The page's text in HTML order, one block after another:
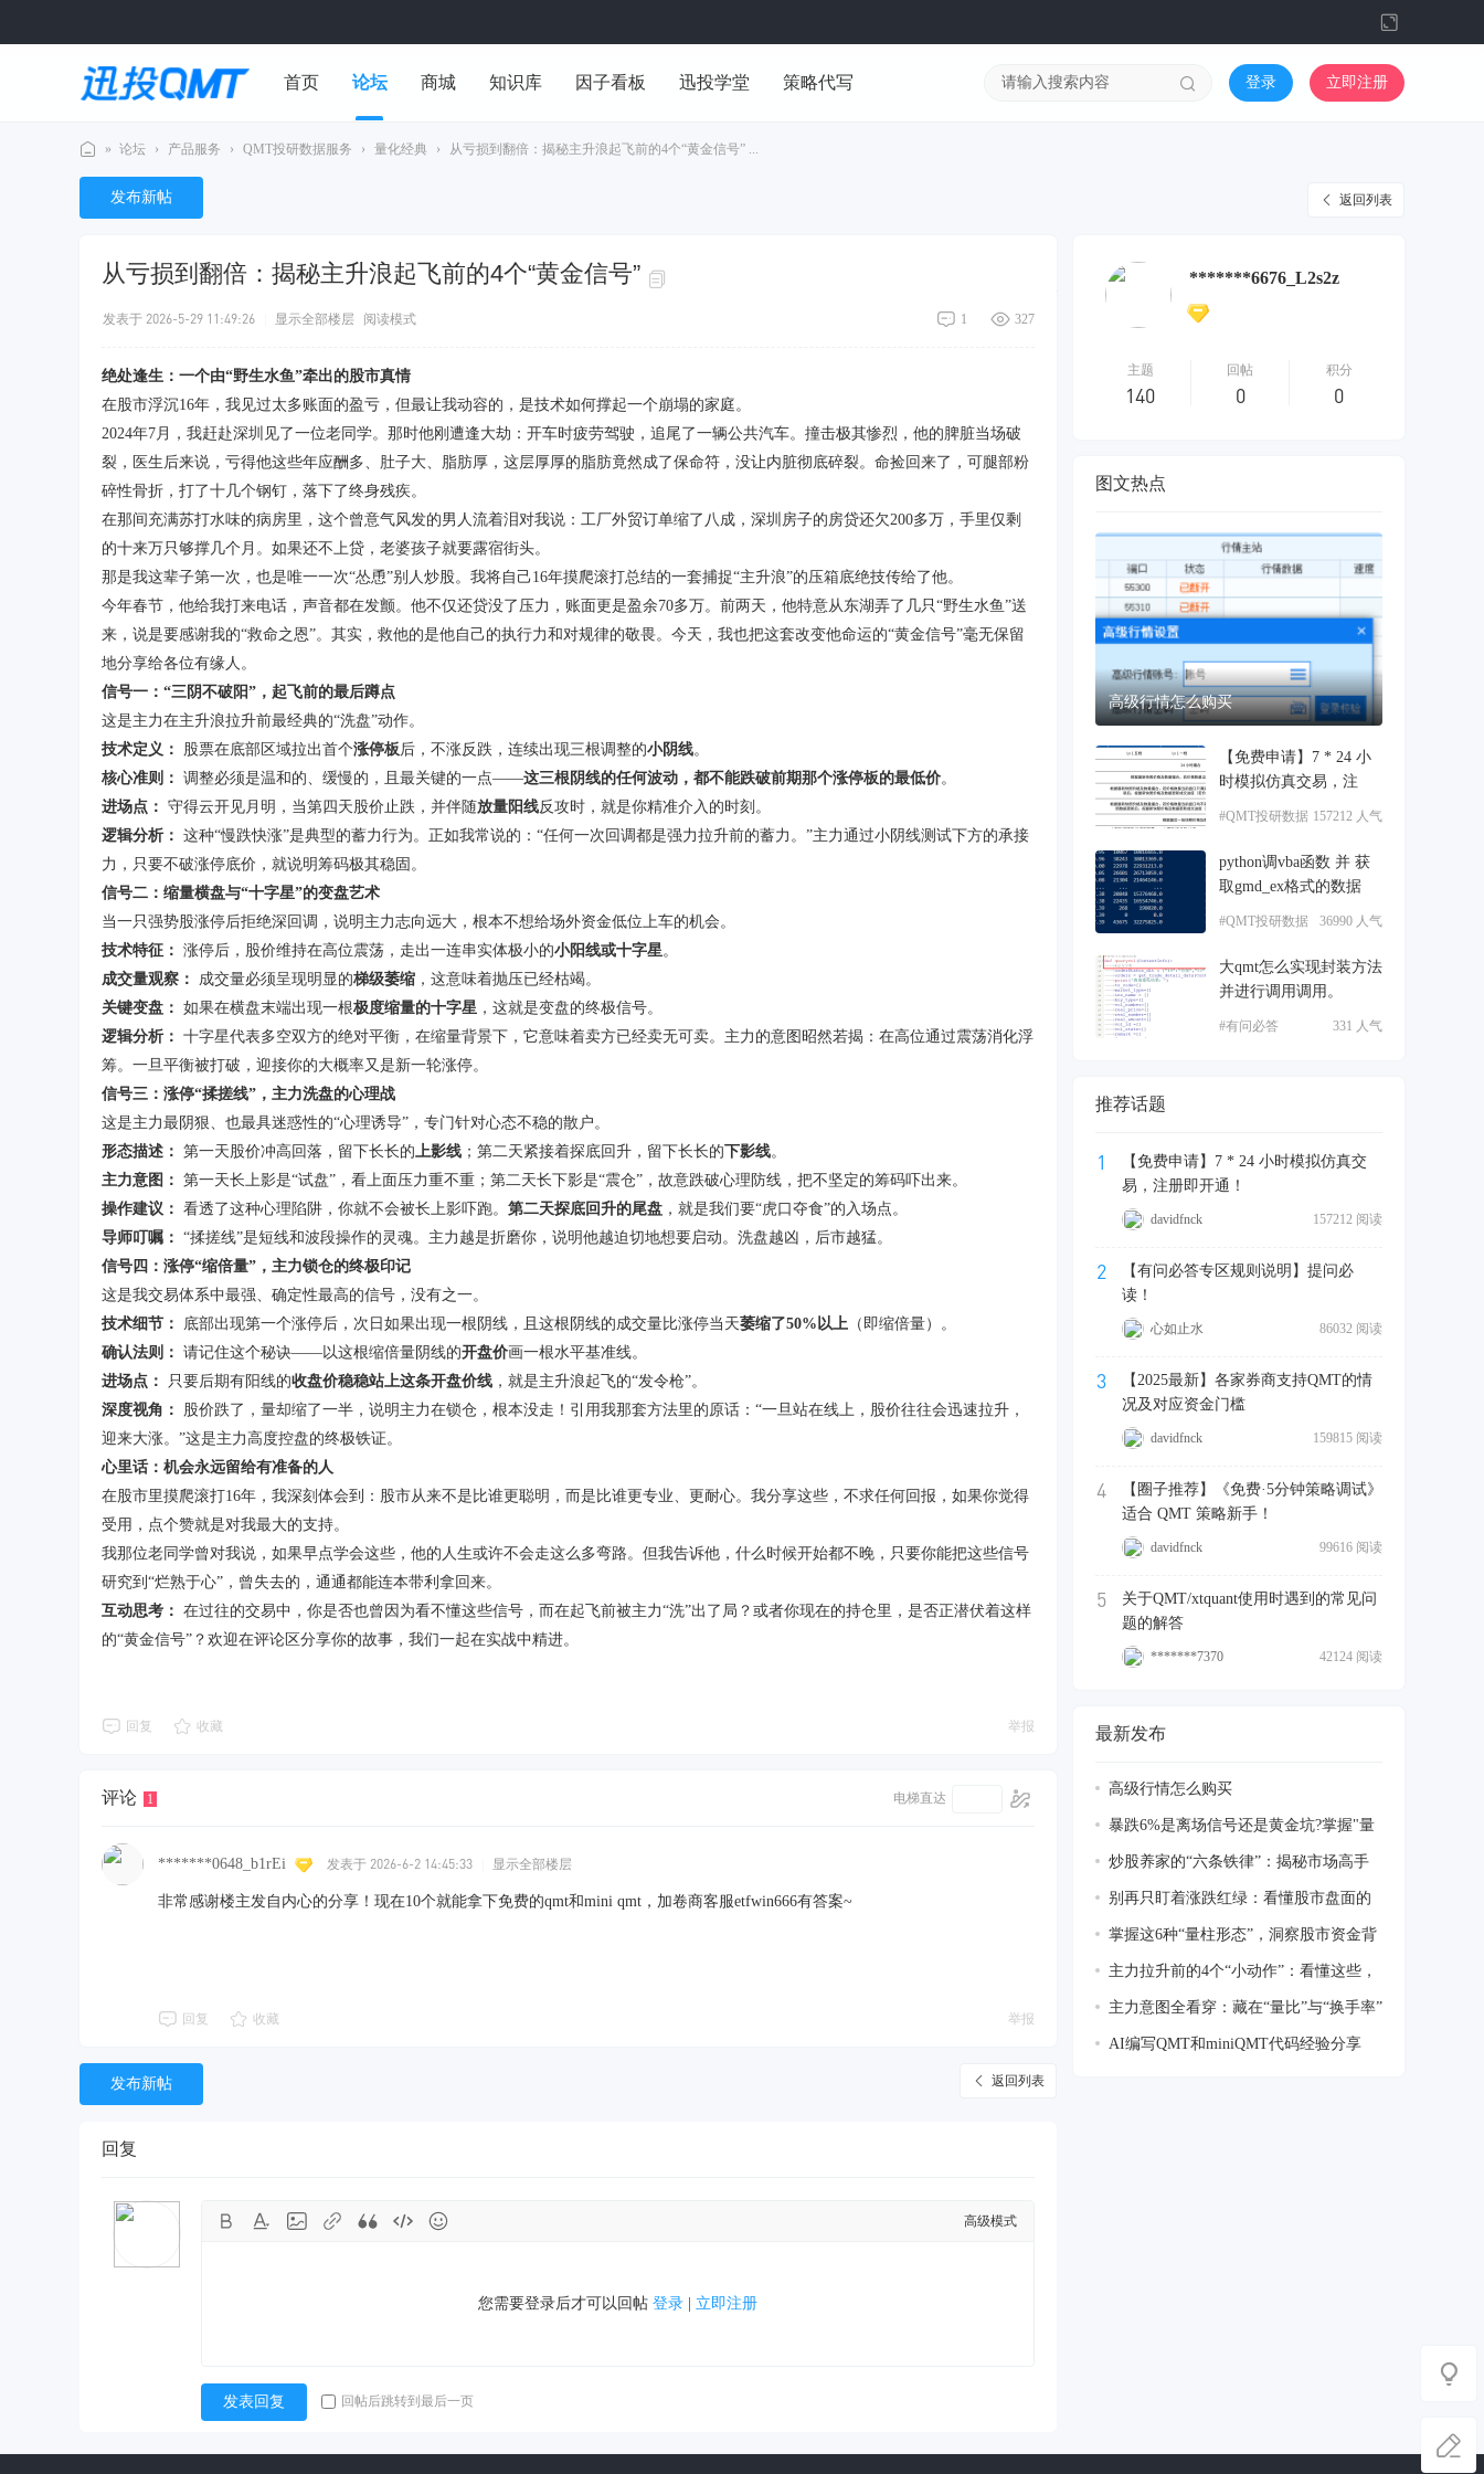
切
换
到
宽
首页 论坛 商城 知识库 因子看板 迅投学堂 策略代写
用户中心
登录 立即注册
迅
投
» 论坛 › 产品服务 › QMT投研数据服务 › 量化经典 › 从亏损到翻倍：揭秘主升浪起飞前的4个“黄金信号” ...
返回列表
发布新帖
从亏损到翻倍：揭秘主升浪起飞前的4个“黄金信号”
327
1
发表于 2026-5-29 11:49:26 显示全部楼层 阅读模式
绝处逢生：一个由“野生水鱼”牵出的股市真情
在股市浮沉16年，我见过太多账面的盈亏，但最让我动容的，是技术如何撑起一个崩塌的家庭。
2024年7月，我赶赴深圳见了一位老同学。那时他刚遭逢大劫：开车时疲劳驾驶，追尾了一辆公共汽车。撞击极其惨烈，他的脾脏当场破
裂，医生后来说，亏得他这些年应酬多、肚子大、脂肪厚，这层厚厚的脂肪竟然成了保命符，没让内脏彻底碎裂。命捡回来了，可腿部粉
碎性骨折，打了十几个钢钉，落下了终身残疾。
在那间充满苏打水味的病房里，这个曾意气风发的男人流着泪对我说：工厂外贸订单缩了八成，深圳房子的房贷还欠200多万，手里仅剩
的十来万只够撑几个月。如果还不上贷，老婆孩子就要露宿街头。
那是我这辈子第一次，也是唯一一次“怂恿”别人炒股。我将自己16年摸爬滚打总结的一套捕捉“主升浪”的压箱底绝技传给了他。
今年春节，他给我打来电话，声音都在发颤。他不仅还贷没了压力，账面更是盈余70多万。前两天，他特意从东湖弄了几只“野生水鱼”送
来，说是要感谢我的“救命之恩”。其实，救他的是他自己的执行力和对规律的敬畏。今天，我也把这套改变他命运的“黄金信号”毫无保留
地分享给各位有缘人。
信号一： “三阴不破阳” ，起飞前的最后蹲点
这是主力在主升浪拉升前最经典的“洗盘”动作。
技术定义：
股票在底部区域拉出首个涨停板后，不涨反跌，连续出现三根调整的小阴线。
核心准则： 调整必须是温和的、缓慢的，且最关键的一点——这三根阴线的任何波动，都不能跌破前期那个涨停板的最低价。
进场点： 守得云开见月明，当第四天股价止跌，并伴随放量阳线反攻时，就是你精准介入的时刻。
逻辑分析： 这种“慢跌快涨”是典型的蓄力行为。正如我常说的： “任何一次回调都是强力拉升前的蓄力。 ”主力通过小阴线测试下方的承接
力，只要不破涨停底价，就说明筹码极其稳固。
信号二：缩量横盘与“十字星”的变盘艺术
当一只强势股涨停后拒绝深回调，说明主力志向远大，根本不想给场外资金低位上车的机会。
技术特征： 涨停后，股价维持在高位震荡，走出一连串实体极小的小阳线或十字星。
成交量观察：
成交量必须呈现明显的梯级萎缩 ，这意味着抛压已经枯竭。
关键变盘： 如果在横盘末端出现一根极度缩量的十字星 ，这就是变盘的终极信号。
逻辑分析： 十字星代表多空双方的绝对平衡，在缩量背景下，它意味着卖方已经卖无可卖。主力的意图昭然若揭：在高位通过震荡消化浮
筹。一旦平衡被打破，迎接你的大概率又是新一轮涨停。
信号三：涨停“揉搓线” ，主力洗盘的心理战
这是主力最阴狠、也最具迷惑性的“心理诱导” ，专门针对心态不稳的散户。
形态描述： 第一天股价冲高回落，留下长长的上影线 ；第二天紧接着探底回升，留下长长的下影线。
主力意图： 第一天长上影是“试盘”，看上面压力重不重；第二天长下影是“震仓”，故意跌破心理防线，把不坚定的筹码吓出来。
操作建议： 看透了这种心理陷阱，你就不会被长上影吓跑。 第二天探底回升的尾盘 ，就是我们要“虎口夺食”的入场点。
导师叮嘱： “揉搓线”是短线和波段操作的灵魂。主力越是折磨你，说明他越迫切地想要启动。洗盘越凶，后市越猛。
信号四：涨停“缩倍量” ，主力锁仓的终极印记
这是我交易体系中最强、确定性最高的信号，没有之一。
技术细节：
底部出现第一个涨停后，次日如果出现一根阴线，且这根阴线的成交量比涨停当天萎缩了50%以上 （即缩倍量）。
确认法则： 请记住这个秘诀——以这根缩倍量阴线的开盘价画一根水平基准线。
进场点：
只要后期有阳线的收盘价稳稳站上这条开盘价线 ，就是主升浪起飞的“发令枪”。
深度视角：
股价跌了，量却缩了一半，说明主力在锁仓，根本没走！引用我那套方法里的原话： “一旦站在线上，股价往往会迅速拉升，
迎来大涨。 ”这是主力高度控盘的终极铁证。
心里话：机会永远留给有准备的人
在股市里摸爬滚打16年，我深刻体会到：股市从来不是比谁更聪明，而是比谁更专业、更耐心。我分享这些，不求任何回报，如果你觉得
受用，点个赞就是对我最大的支持。
我那位老同学曾对我说，如果早点学会这些，他的人生或许不会走这么多弯路。但我告诉他，什么时候开始都不晚，只要你能把这些信号
研究到 “烂熟于心” ，曾失去的，通通都能连本带利拿回来。
互动思考： 在过往的交易中，你是否也曾因为看不懂这些信号，而在起飞前被主力“洗”出了局？或者你现在的持仓里，是否正潜伏着这样
的“黄金信号” ？欢迎在评论区分享你的故事，我们一起在实战中精进。
回复 收藏 举报
电梯直达
评论 1
*******0648_b1rEi 发表于 2026-6-2 14:45:33 显示全部楼层
非常感谢楼主发自内心的分享！现在10个就能拿下免费的qmt和mini qmt，加卷商客服etfwin666有答案~
回复 收藏 举报
返回列表
发布新帖
回复
高级模式
您需要登录后才可以回帖 登录 立即注册
发表回复 回帖后跳转到最后一页
*******6676_L2s2z
主题
140
回帖
0
积分
0
图文热点
高级行情怎么购买
【免费申请】7 * 24 小
时模拟仿真交易，注
157212 人气
#QMT投研数据
python调vba函数 并 获
取gmd_ex格式的数据
36990 人气
#QMT投研数据
大qmt怎么实现封装方法
并进行调用调用。
331 人气
#有问必答
推荐话题
1
【免费申请】7 * 24 小时模拟仿真交
易，注册即开通！
157212 阅读
davidfnck
2
【有问必答专区规则说明】提问必
读！
86032 阅读
心如止水
3
【2025最新】各家券商支持QMT的情
况及对应资金门槛
159815 阅读
davidfnck
4
【圈子推荐】《免费·5分钟策略调试》
适合 QMT 策略新手！
99616 阅读
davidfnck
5
关于QMT/xtquant使用时遇到的常见问
题的解答
42124 阅读
*******7370
最新发布
高级行情怎么购买
暴跌6%是离场信号还是黄金坑?掌握"量
柱透视
炒股养家的“六条铁律”：揭秘市场高手
的盈别再只盯着涨跌红绿：看懂股市盘面的
5 个掌握这6种“量柱形态”，洞察股市资金背
后主力拉升前的4个“小动作”：看懂这些，
少主力意图全看穿：藏在“量比”与“换手率”
AI编写QMT和miniQMT代码经验分享